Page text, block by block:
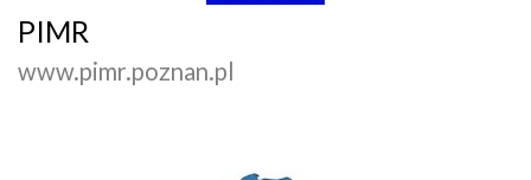
PIMR
www.pimr.poznan.pl